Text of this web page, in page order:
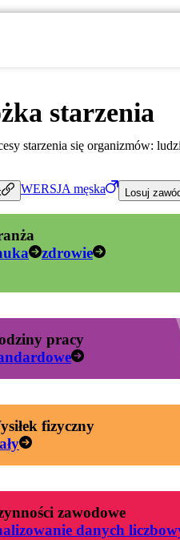
starzenia
starzenia się organizmów:
WERSJA męska Losuj
zdrowie
pracy
fizyczny
zawodowe
danych